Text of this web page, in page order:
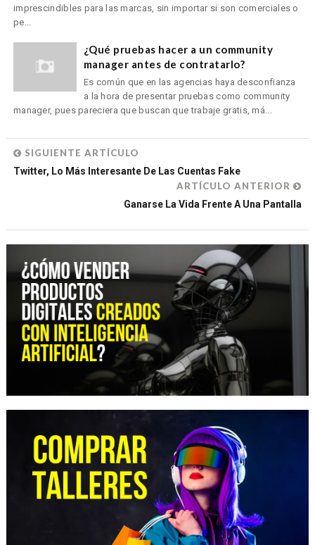
imprescindibles para las marcas, sin importar si son comerciales o
pe...
¿Qué pruebas hacer a un community
manager antes de contratarlo?
Es común que en las agencias haya desconfianza
a la hora de presentar pruebas como community
manager, pues pareciera que buscan que trabaje gratis, má...
SIGUIENTE ARTÍCULO
Twitter, Lo Más Interesante De Las Cuentas Fake
ARTÍCULO ANTERIOR
Ganarse La Vida Frente A Una Pantalla